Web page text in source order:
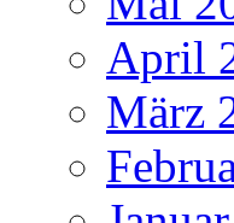
April
März